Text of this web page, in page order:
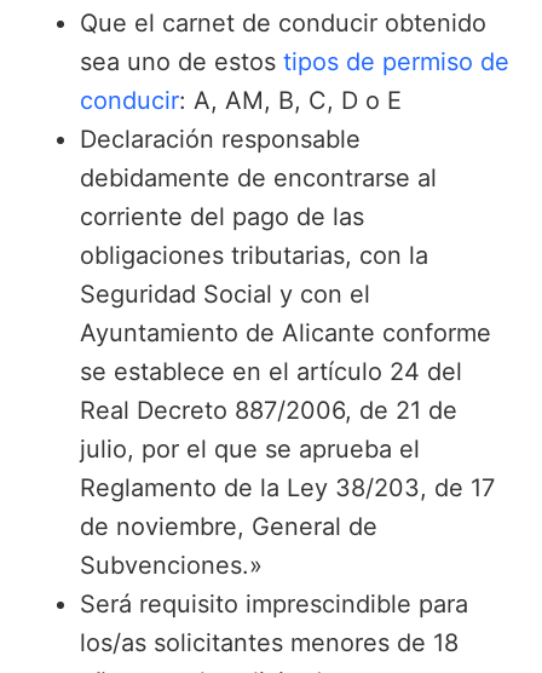
Que el carnet de conducir obtenido
sea uno de estos tipos de permiso de
conducir: A, AM, B, C, D o E
Declaración responsable
debidamente de encontrarse al
corriente del pago de las
obligaciones tributarias, con la
Seguridad Social y con el
Ayuntamiento de Alicante conforme
se establece en el artículo 24 del
Real Decreto 887/2006, de 21 de
julio, por el que se aprueba el
Reglamento de la Ley 38/203, de 17
de noviembre, General de
Subvenciones.»
Será requisito imprescindible para
los/as solicitantes menores de 18